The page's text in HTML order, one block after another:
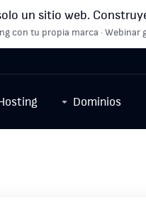
un sitio web.
con tu propia marca · Webinar
Dominios